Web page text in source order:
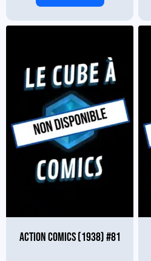
ACTION COMICS (1938) #81